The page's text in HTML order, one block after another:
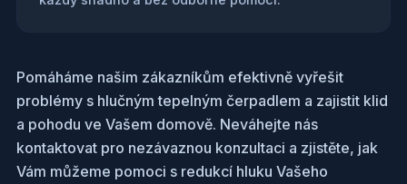
Pomáháme našim zákazníkům efektivně vyřešit
problémy s hlučným tepelným čerpadlem a zajistit klid
a pohodu ve Vašem domově. Neváhejte nás
kontaktovat pro nezávaznou konzultaci a zjistěte, jak
Vám můžeme pomoci s redukcí hluku Vašeho